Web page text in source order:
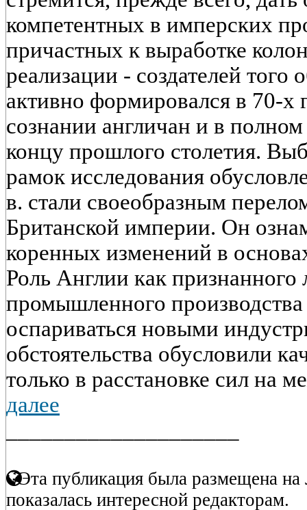
компетентных в имперских
причастных к выработке
реализации - создателей
активно формировался в 70-х
сознании англичан и в
концу прошлого столетия.
рамок исследования
в. стали своеобразным
Британской империи. Он
коренных изменений в
Роль Англии как признанного
промышленного производства
оспариваться новыми
обстоятельства обусловили
только в расстановке сил на
далее
Эта публикация была размещена на
показалась интересной редакторам.